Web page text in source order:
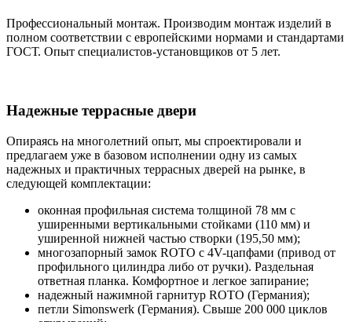
Профессиональный монтаж. Производим монтаж изделий в
полном соответствии с европейскими нормами и стандартами
ГОСТ. Опыт специалистов-установщиков от 5 лет.
Надежные террасные двери
Опираясь на многолетний опыт, мы спроектировали и
предлагаем уже в базовом исполнении одну из самых
надежных и практичных террасных дверей на рынке, в
следующей комплектации:
оконная профильная система толщиной 78 мм с
уширенными вертикальными стойками (110 мм) и
уширенной нижней частью створки (195,50 мм);
многозапорный замок ROTO с 4V-цапфами (привод от
профильного цилиндра либо от ручки). Раздельная
ответная планка. Комфортное и легкое запирание;
надежный нажимной гарнитур ROTO (Германия);
петли Simonswerk (Германия). Свыше 200 000 циклов